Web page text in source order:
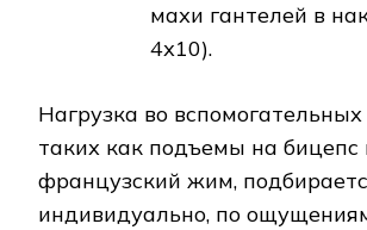
махи гантелей в
4х10).
Нагрузка во
таких как подъемы на бицепс
французский жим,
индивидуально, по